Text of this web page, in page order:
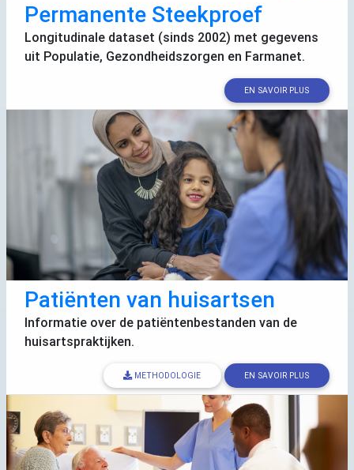
Permanente Steekproef
Longitudinale dataset (sinds 2002) met gegevens
uit Populatie, Gezondheidszorgen en Farmanet.
EN SAVOIR PLUS
Patiënten van huisartsen
Informatie over de patiëntenbestanden van de
huisartspraktijken.
METHODOLOGIE EN SAVOIR PLUS